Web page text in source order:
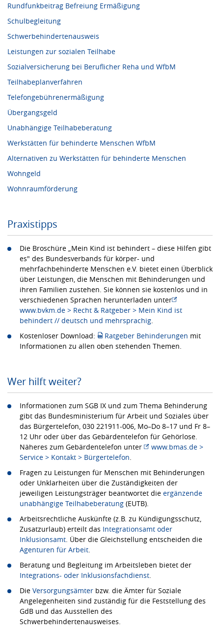
Rundfunkbeitrag Befreiung Ermäßigung
Schulbegleitung
Schwerbehindertenausweis
Leistungen zur sozialen Teilhabe
Sozialversicherung bei Beruflicher Reha und WfbM
Teilhabeplanverfahren
Telefongebührenermäßigung
Übergangsgeld
Unabhängige Teilhabeberatung
Werkstätten für behinderte Menschen WfbM
Alternativen zu Werkstätten für behinderte Menschen
Wohngeld
Wohnraumförderung
Praxistipps
Die Broschüre „Mein Kind ist behindert – diese Hilfen gibt
es" des Bundesverbands für körper- und
mehrfachbehinderte Menschen e.V. bietet einen Überblick
über Leistungen, die Menschen mit Behinderungen und
ihren Familien zustehen. Sie können sie kostenlos und in
verschiedenen Sprachen herunterladen unter
www.bvkm.de > Recht & Ratgeber > Mein Kind ist
behindert // deutsch und mehrsprachig
Kostenloser Download:
Ratgeber Behinderungen mit
Informationen zu allen oben stehenden Themen.
Wer hilft weiter?
Informationen zum SGB IX und zum Thema Behinderung
gibt das Bundesministerium für Arbeit und Soziales über
das Bürgertelefon, 030 221911-006, Mo–Do 8–17 und Fr 8–
12 Uhr oder über das Gebärdentelefon für Gehörlose.
Näheres zum Gebärdentelefon unter
www.bmas.de >
Service > Kontakt > Bürgertelefon
Fragen zu Leistungen für Menschen mit Behinderungen
oder Unklarheiten über die Zuständigkeiten der
jeweiligen Leistungsträger beantwortet die ergänzende
unabhängige Teilhabeberatung (EUTB).
Arbeitsrechtliche Auskünfte (z.B. zu Kündigungsschutz,
Zusatzurlaub) erteilt das Integrationsamt oder
Inklusionsamt . Über die Gleichstellung entscheiden die
Agenturen für Arbeit
Beratung und Begleitung im Arbeitsleben bietet der
Integrations- oder Inklusionsfachdienst
Die Versorgungsämter bzw. die Ämter für Soziale
Angelegenheiten sind zuständig für die Feststellung des
GdB und das Ausstellen des
Schwerbehindertenausweises.